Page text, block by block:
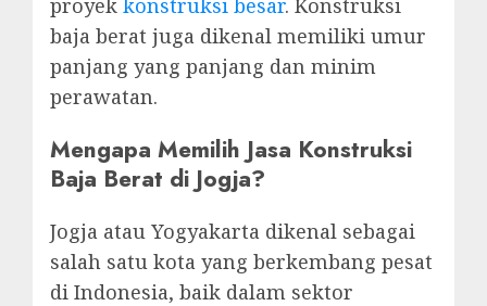
proyek konstruksi besar. Konstruksi
baja berat juga dikenal memiliki umur
panjang yang panjang dan minim
perawatan.
Mengapa Memilih Jasa Konstruksi
Baja Berat di Jogja?
Jogja atau Yogyakarta dikenal sebagai
salah satu kota yang berkembang pesat
di Indonesia, baik dalam sektor